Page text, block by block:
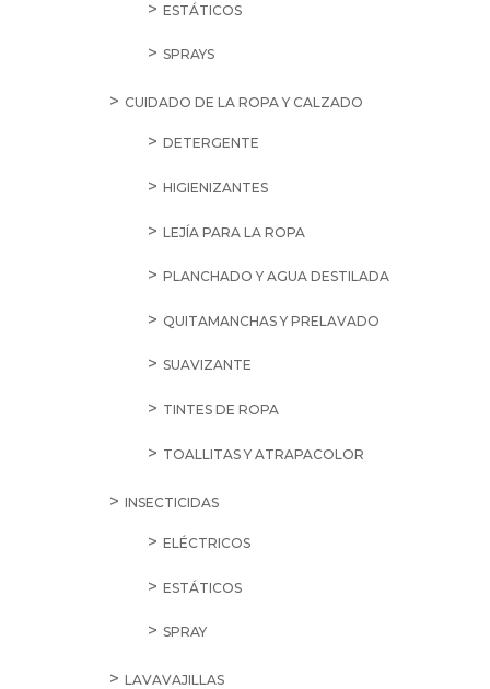
ESTÁTICOS
SPRAYS
CUIDADO DE LA ROPA Y CALZADO
DETERGENTE
HIGIENIZANTES
LEJÍA PARA LA ROPA
PLANCHADO Y AGUA DESTILADA
QUITAMANCHAS Y PRELAVADO
SUAVIZANTE
TINTES DE ROPA
TOALLITAS Y ATRAPACOLOR
INSECTICIDAS
ELÉCTRICOS
ESTÁTICOS
SPRAY
LAVAVAJILLAS